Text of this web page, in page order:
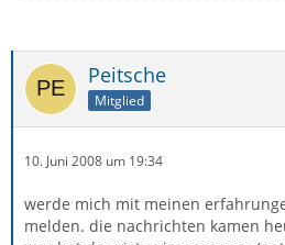
Peitsche
Mitglied
10. Juni 2008 um 19:34
werde mich mit meinen
melden. die nachrichten kamen